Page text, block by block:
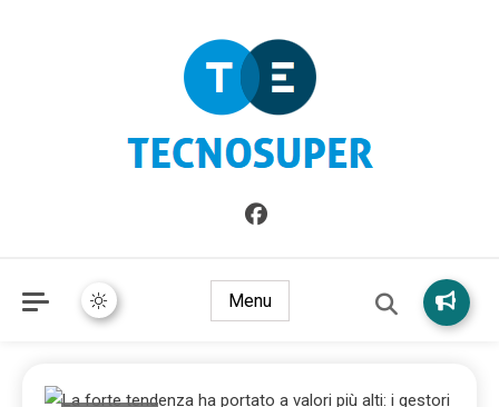
TecnoSuper.net
Informazioni sull'Italia. Seleziona gli argomenti di cui vuoi
saperne di più
Menu